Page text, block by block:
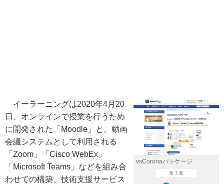
vsCoronaパッケージ
全 1 枚
イーラーニングは2020年4月20
日、オンラインで授業を行うため
に開発された「Moodle」と、動画
会議システムとして利用される
「Zoom」「Cisco WebEx」
「Microsoft Teams」などを組み合
わせての構築、技術支援サービス